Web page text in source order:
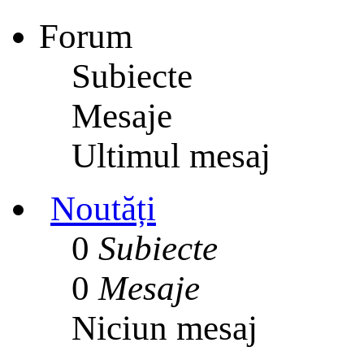
Forum
Subiecte
Mesaje
Ultimul mesaj
Noutăți
0 Subiecte
0 Mesaje
Niciun mesaj